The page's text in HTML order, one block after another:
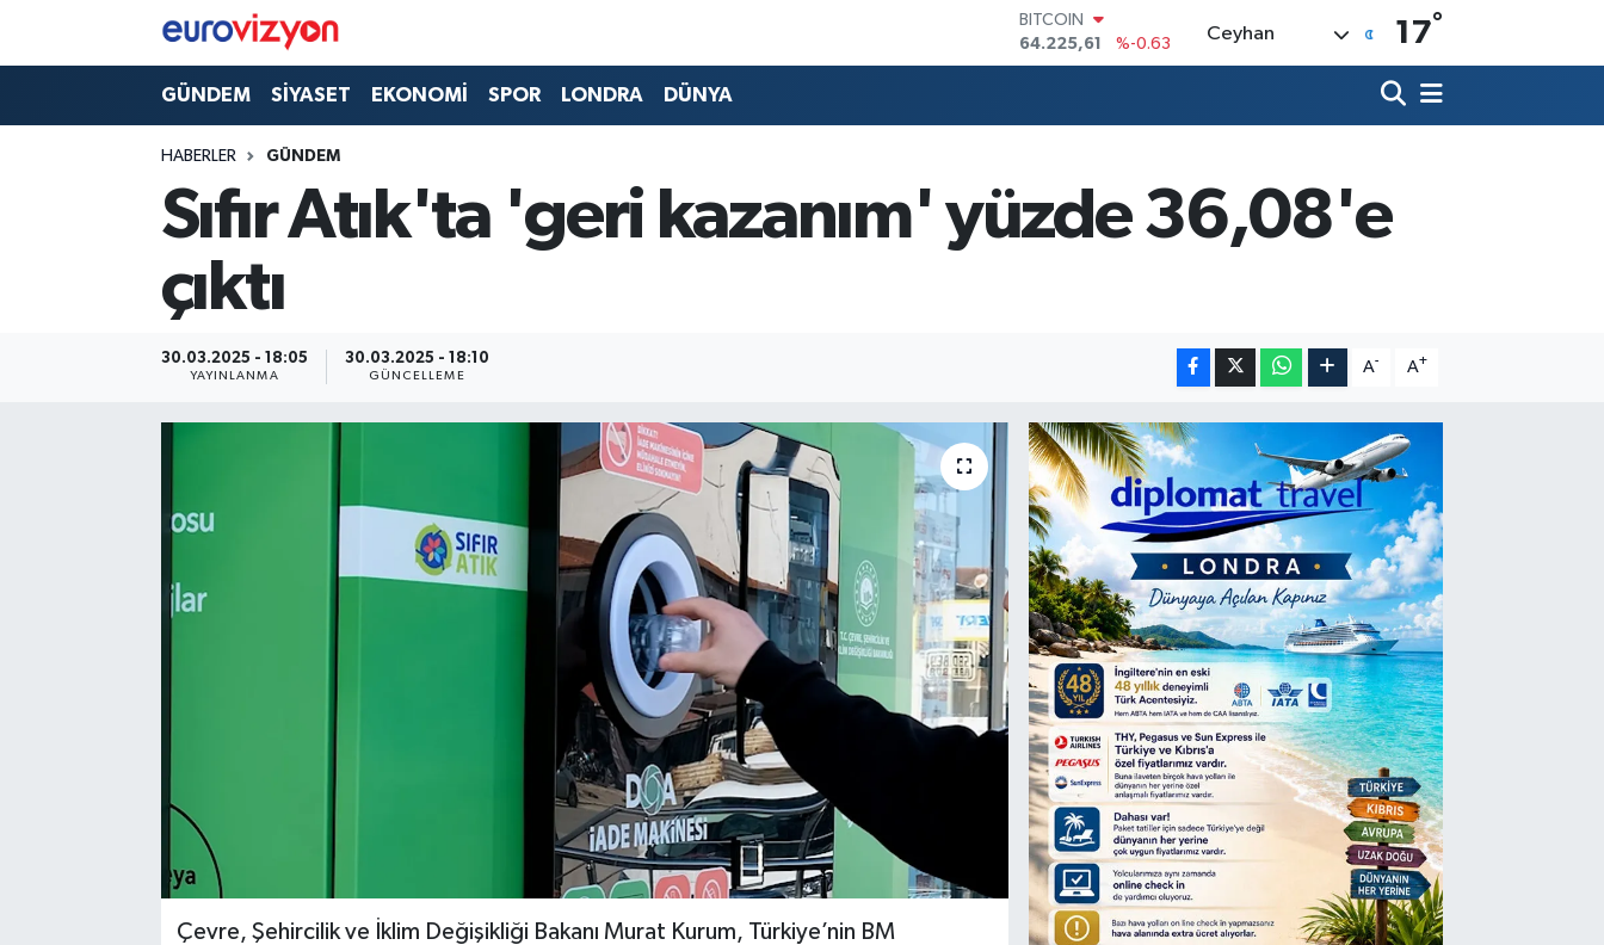
DOLAR
47,6704
%0
EURO
6510.40
%0.45
BİST100
13.799
%70
Ceyhan 17°
GÜNDEM SİYASET EKONOMİ SPOR LONDRA DÜNYA
HABERLER GÜNDEM
Sıfır Atık'ta 'geri kazanım' yüzde 36,08'e
çıktı
30.03.2025 - 18:05
YAYINLANMA
30.03.2025 - 18:10
GÜNCELLEME
A- A+
Çevre, Şehircilik ve İklim Değişikliği Bakanı Murat Kurum, Türkiye’nin BM